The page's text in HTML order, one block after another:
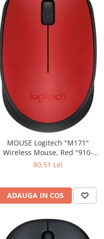
MOUSE Logitech "M171"
Wireless Mouse, Red "910-
80,51 Lei
ADAUGA IN COS